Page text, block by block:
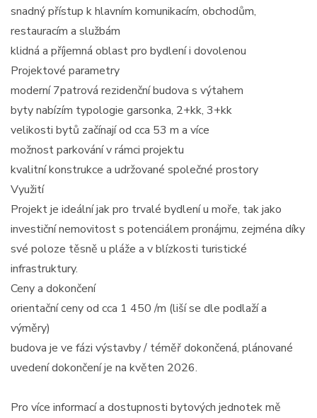
snadný přístup k hlavním komunikacím, obchodům,
restauracím a službám
klidná a příjemná oblast pro bydlení i dovolenou
Projektové parametry
moderní 7patrová rezidenční budova s výtahem
byty nabízím typologie garsonka, 2+kk, 3+kk
velikosti bytů začínají od cca 53 m a více
možnost parkování v rámci projektu
kvalitní konstrukce a udržované společné prostory
Využití
Projekt je ideální jak pro trvalé bydlení u moře, tak jako
investiční nemovitost s potenciálem pronájmu, zejména díky
své poloze těsně u pláže a v blízkosti turistické
infrastruktury.
Ceny a dokončení
orientační ceny od cca 1 450 /m (liší se dle podlaží a
výměry)
budova je ve fázi výstavby / téměř dokončená, plánované
uvedení dokončení je na květen 2026.
Pro více informací a dostupnosti bytových jednotek mě